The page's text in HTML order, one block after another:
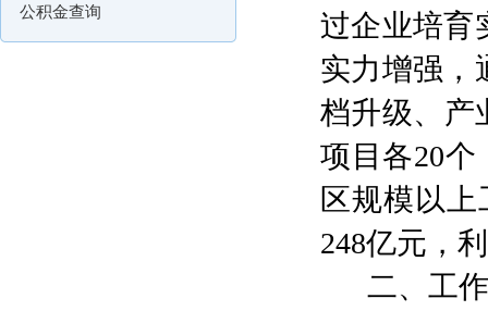
公积金查询
过企业培育
实力增强，
档升级、产
项目各20个
区规模以上
248亿元，
二、工